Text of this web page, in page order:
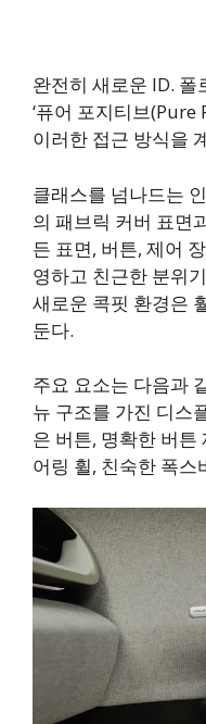
완전히 새로운 ID.
‘퓨어 포지티브(Pure
이러한 접근 방식을
클래스를 넘나드는
의 패브릭 커버 표면
든 표면, 버튼, 제어
영하고 친근한 분위
새로운 콕핏 환경은
둔다.
주요 요소는 다음과
뉴 구조를 가진 디스
은 버튼, 명확한 버튼
어링 휠, 친숙한 폭스